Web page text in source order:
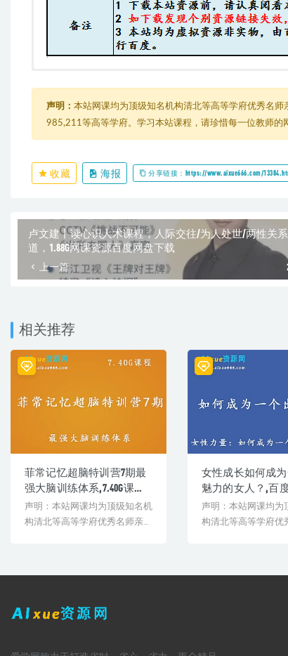
├─ 01.第一课
│ ├─ 01.教你用TR工具和时间银行，让你得时间看得见.mp4
│ ├─ MrTime-安卓版简介.pdf
│ ├─ aTimeLogger2-苹果版教程.pdf
│ ├─ 爱今天-安卓版教程.pdf
│ └─ 爱今天-安卓版简介.pdf
│ └─ 课件
│ ├─ aTimeLogger2-苹果版-目标功能教程.pdf
│ ├─ 战拖记录表-模板.xlsx
│ └─ 爱今天-安卓版-目标功能教程.pdf
├─ 03.第三课
│ ├─ 04.教你设计自己的“免打扰”时间，高效做事、不用加班
├─ 05.第五课
│ └─ 05.教你巧用番茄钟，快速赶跑杂念.mp4
│ └─ 第6堂视频课：快速拆分大小任务，让你的碎片时间有价
├─ 07.第七课
├─ 08.第八课
│ └─ 第八课：调整负面情绪，让时间更有价值.mp4
│ └─ 第9课 既要“脸”又要命的“早起养成术”.mp4
├─ 10.第十课
│ └─ 第10堂视频课：教你告别脏乱差、打造高效工作台.mp4
├─ 11.第十一课
│ └─ 第11堂视频课：开启未来的时间投资法.mp4
声明： 本站网课均为顶级知名机构清北等高等学府优秀名
985,211等高等学府。学习本站课程，请珍惜每一位教师的
收藏 海报 分享链接：https://www.aixue666.com/
卢文建丨读心识人术课程，人际交往/为人处世/两性关
道，1.88G网课资源百度网盘下载
上一篇
相关推荐
菲常记忆超脑特训营7期最
强大脑训练体系,7.40G课程
百度网盘打包下载,四维联
想法/图形数字法/超级绘图
声明：本站网课均为顶级知名机
构清北等高等学府优秀名师亲授
女性成长如何成
魅力的女人？,百
源打包下载
声明：本站网课均为
构清北等高等学府优